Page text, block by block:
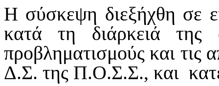
Η σύσκεψη διεξήχθη σε
κατά τη διάρκειά της
προβληματισμούς και τις
Δ.Σ. της Π.Ο.Σ.Σ., και